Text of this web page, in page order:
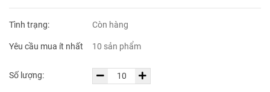
Tình trạng: Còn hàng
Yêu cầu mua ít nhất 10 sản phẩm
Số lượng: